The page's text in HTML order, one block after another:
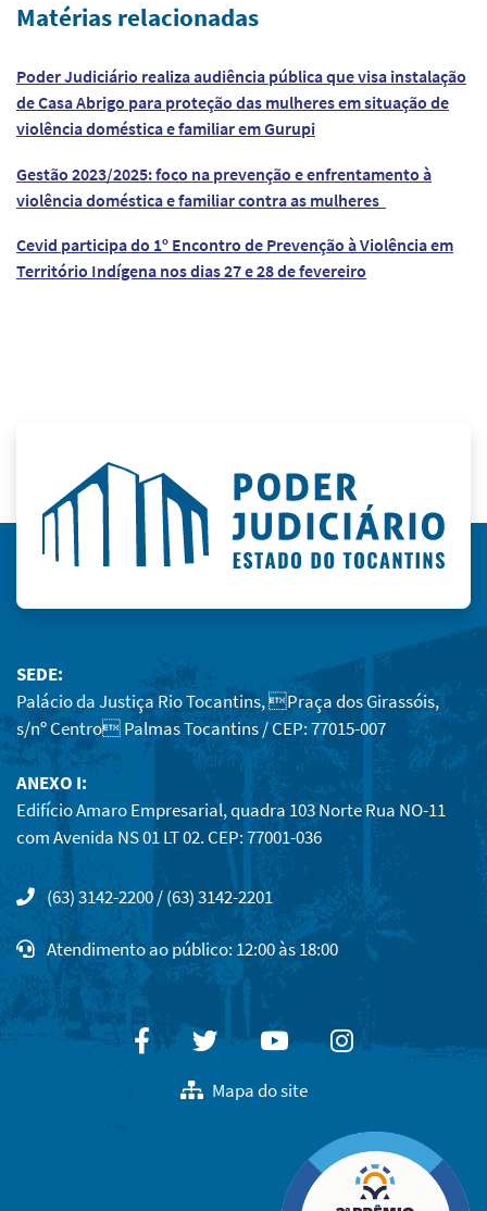
Matérias relacionadas
Poder Judiciário realiza audiência pública que visa instalação
de Casa Abrigo para proteção das mulheres em situação de
violência doméstica e familiar em Gurupi
Gestão 2023/2025: foco na prevenção e enfrentamento à
violência doméstica e familiar contra as mulheres
Cevid participa do 1º Encontro de Prevenção à Violência em
Território Indígena nos dias 27 e 28 de fevereiro
SEDE:
Palácio da Justiça Rio Tocantins, Praça dos Girassóis,
s/nº Centro Palmas Tocantins / CEP: 77015-007
ANEXO I:
Edifício Amaro Empresarial, quadra 103 Norte Rua NO-11
com Avenida NS 01 LT 02. CEP: 77001-036
(63) 3142-2200 / (63) 3142-2201
Atendimento ao público: 12:00 às 18:00
FacebookTwitterYoutubeInstagram
Mapa do site